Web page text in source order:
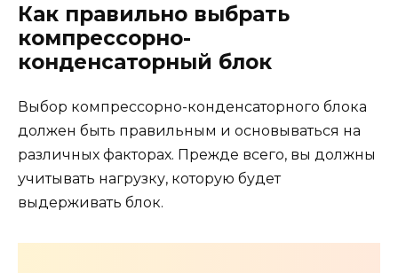
Как правильно выбрать
компрессорно-
конденсаторный блок
Выбор компрессорно-конденсаторного блока
должен быть правильным и основываться на
различных факторах. Прежде всего, вы должны
учитывать нагрузку, которую будет
выдерживать блок.